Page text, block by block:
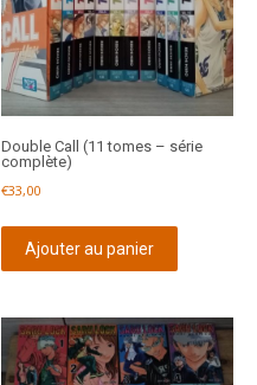
Double Call (11 tomes – série
complète)
€33,00
Ajouter au panier